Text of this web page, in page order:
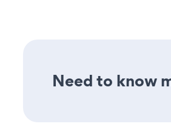
Need to know